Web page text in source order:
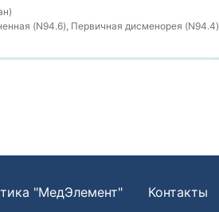
(N94.6), Первичная дисменорея (N94.4)
"МедЭлемент" Контакты